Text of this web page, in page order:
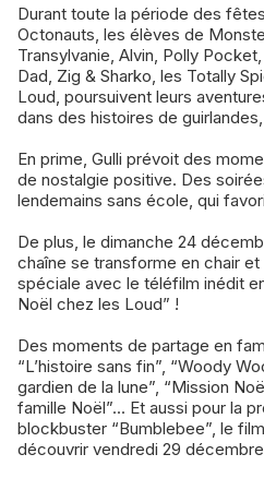
Durant toute la période des
Octonauts, les élèves de
Transylvanie, Alvin, Polly
Dad, Zig & Sharko, les Totally
Loud, poursuivent leurs
dans des histoires de
En prime, Gulli prévoit des
de nostalgie positive. Des
lendemains sans école, qui
De plus, le dimanche 24
chaîne se transforme en chair
spéciale avec le téléfilm inédit
Noël chez les Loud” !
Des moments de partage en
“L’histoire sans fin”, “Woody
gardien de la lune”, “Mission
famille Noël”... Et aussi pour la
blockbuster “Bumblebee”, le
découvrir vendredi 29